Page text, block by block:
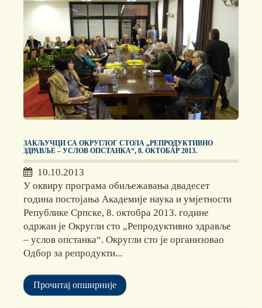
ЗАКЉУЧЦИ СА ОКРУГЛОГ СТОЛА „РЕПРОДУКТИВНО
ЗДРАВЉЕ – УСЛОВ ОПСТАНКА“, 8. ОКТОБАР 2013.
10.10.2013
У оквиру програма обиљежавања двадесет
година постојања Академије наука и умјетности
Републике Српске, 8. октобра 2013. године
одржан је Округли сто „Репродуктивно здравље
– услов опстанка“. Округли сто је организовао
Одбор за репродукти...
Прочитај опширније